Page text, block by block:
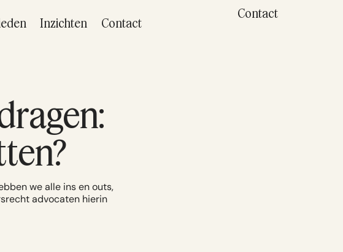
Inzichten Contact
Contact
we alle ins en outs,
advocaten hierin